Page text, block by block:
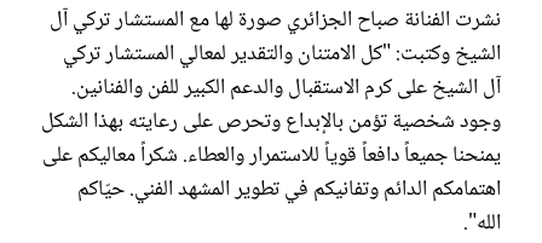
نشرت الفنانة صباح الجزائري صورة لها مع المستشار تركي آل
الشيخ وكتبت: "كل الامتنان والتقدير لمعالي المستشار تركي
آل الشيخ على كرم الاستقبال والدعم الكبير للفن والفنانين.
وجود شخصية تؤمن بالإبداع وتحرص على رعايته بهذا الشكل
يمنحنا جميعاً دافعاً قوياً للاستمرار والعطاء. شكراً معاليكم على
اهتمامكم الدائم وتفانيكم في تطوير المشهد الفني. حيّاكم
الله".